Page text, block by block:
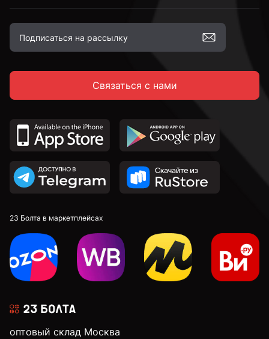
Связаться с нами
23 Болта в маркетплейсах
оптовый склад Москва